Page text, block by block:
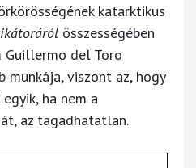
katarktikus
összességében
Guillermo del Toro
munkája, viszont az, hogy
ha nem a
az tagadhatatlan.